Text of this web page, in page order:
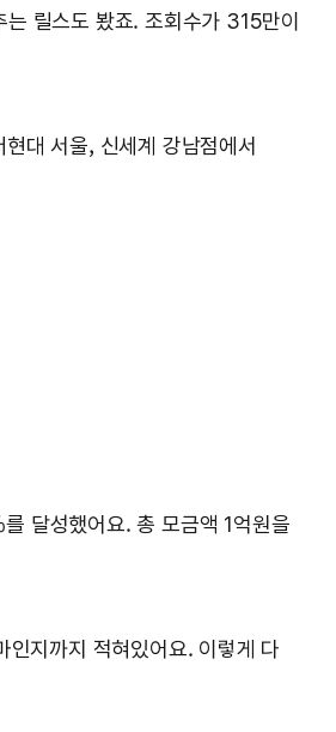
릴스도 봤죠. 조회수가 315만이
대 서울, 신세계 강남점에서
달성했어요. 총 모금액 1억원을
지까지 적혀있어요. 이렇게 다